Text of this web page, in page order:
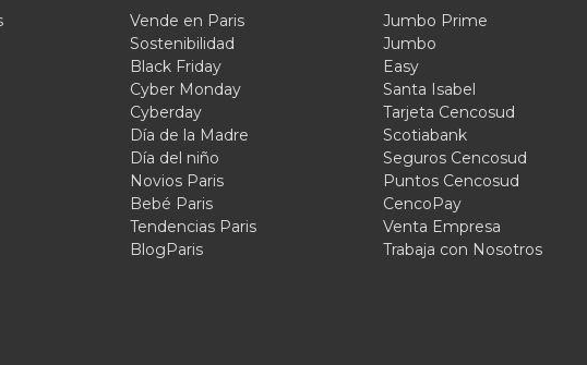
Vende en Paris
Sostenibilidad
Black Friday
Cyber Monday
Cyberday
Día de la Madre
Día del niño
Novios Paris
Bebé Paris
Tendencias Paris
BlogParis
Jumbo Prime
Jumbo
Easy
Santa Isabel
Tarjeta Cencosud
Scotiabank
Seguros Cencosud
Puntos Cencosud
CencoPay
Venta Empresa
Trabaja con Nosotros